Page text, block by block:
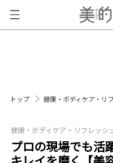
トップ 健康・ボディケア・リ
健康・ボディケア・リフレッシ
プロの現場でも活